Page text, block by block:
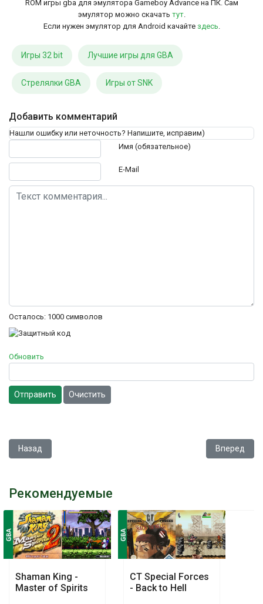
ROM игры gba для эмулятора Gameboy Advance на ПК. Сам
эмулятор можно скачать тут.
Если нужен эмулятор для Android качайте здесь.
Игры 32 bit Лучшие игры для GBA
Стрелялки GBA Игры от SNK
Добавить комментарий
Нашли ошибку или неточность? Напишите, исправим)
Имя (обязательное)
E-Mail
Осталось: 1000 символов
Обновить
Отправить Очистить
Предыдущий: Kingdom Hearts - Chain of Memories
Назад Вперед
Рекомендуемые
Shaman King -
Master of Spirits
CT Special Forces
- Back to Hell